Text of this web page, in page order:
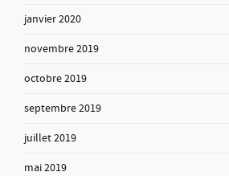
janvier 2020
novembre 2019
octobre 2019
septembre 2019
juillet 2019
mai 2019